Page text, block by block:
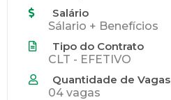
Salário
Sálario + Benefícios
Tipo do Contrato
CLT - EFETIVO
Quantidade de Vagas
04 vagas